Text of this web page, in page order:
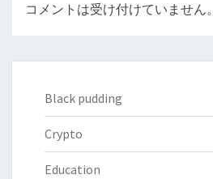
コメントは受け付けていません。
Black pudding
Crypto
Education